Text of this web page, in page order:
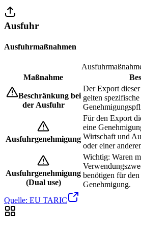
Ausfuhr
Ausfuhrmaßnahmen
Maßnahme
Beschränkung bei
der Ausfuhr
Der Export
gelten
Ausfuhrgenehmigung
Für den Export
eine
Wirtschaft und
oder einer
Ausfuhrgenehmigung
(Dual use)
Wichtig: Waren
benötigen für
Genehmigung.
Quelle: EU TARIC